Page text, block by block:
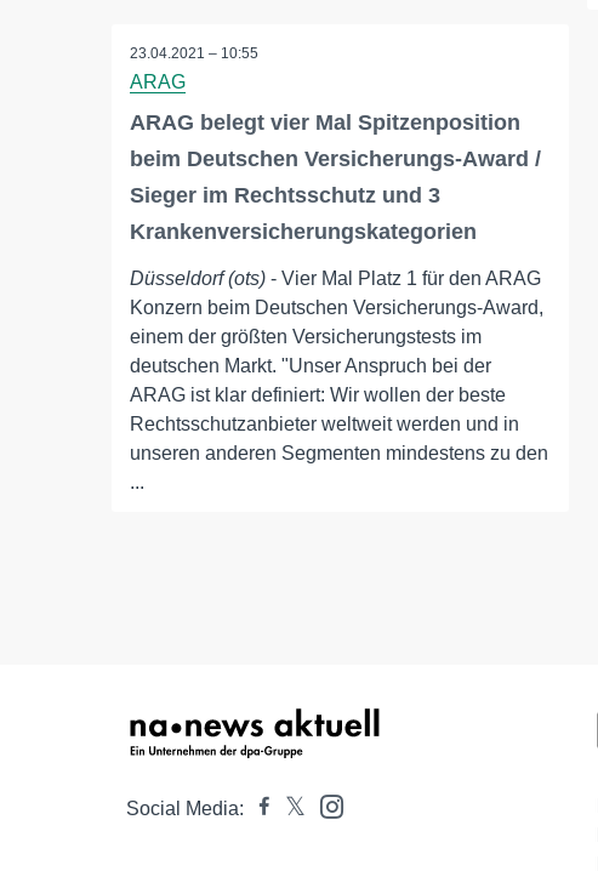
23.04.2021 – 10:55
ARAG
ARAG belegt vier Mal Spitzenposition
beim Deutschen Versicherungs-Award /
Sieger im Rechtsschutz und 3
Krankenversicherungskategorien
Düsseldorf (ots) - Vier Mal Platz 1 für den ARAG
Konzern beim Deutschen Versicherungs-Award,
einem der größten Versicherungstests im
deutschen Markt. "Unser Anspruch bei der
ARAG ist klar definiert: Wir wollen der beste
Rechtsschutzanbieter weltweit werden und in
unseren anderen Segmenten mindestens zu den
...
Social Media: